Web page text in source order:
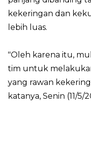
kekeringan dan
lebih luas.
"Oleh karena itu,
tim untuk
yang rawan
katanya, Senin (11/5/